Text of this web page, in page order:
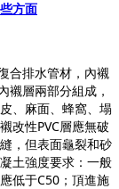
方面
合排水管材，內襯
襯層兩部分組成，
、麻面、蜂窩、塌
改性PVC層應無破
，但表面龜裂和砂
土強度要求：一般
低于C50；頂進施